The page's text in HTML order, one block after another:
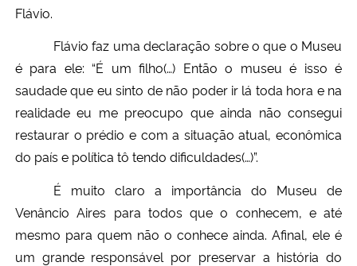
Flávio.
Flávio faz uma declaração sobre o que o Museu
é para ele: “É um filho(…) Então o museu é isso é
saudade que eu sinto de não poder ir lá toda hora e na
realidade eu me preocupo que ainda não consegui
restaurar o prédio e com a situação atual, econômica
do país e política tô tendo dificuldades(…)”.
É muito claro a importância do Museu de
Venâncio Aires para todos que o conhecem, e até
mesmo para quem não o conhece ainda. Afinal, ele é
um grande responsável por preservar a história do